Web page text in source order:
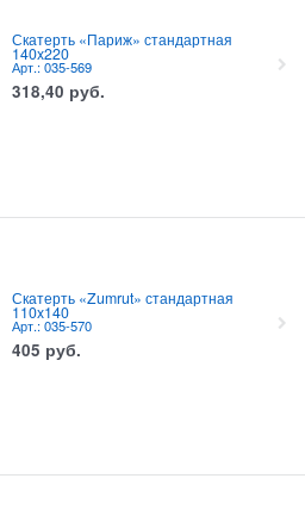
Скатерть «Париж» стандартная
140x220
Арт.: 035-569
318,40 руб.
Скатерть «Zumrut» стандартная
110x140
Арт.: 035-570
405 руб.